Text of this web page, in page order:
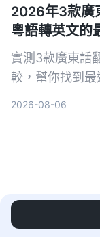
2026年3款廣
粵語轉英文的
實測3款廣東話
較，幫你找到
2026-08-06